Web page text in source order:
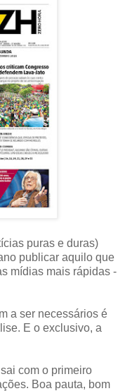
puras e duras)
publicar aquilo que
mídias mais rápidas -
a ser necessários é
E o exclusivo, a
com o primeiro
Boa pauta, bom